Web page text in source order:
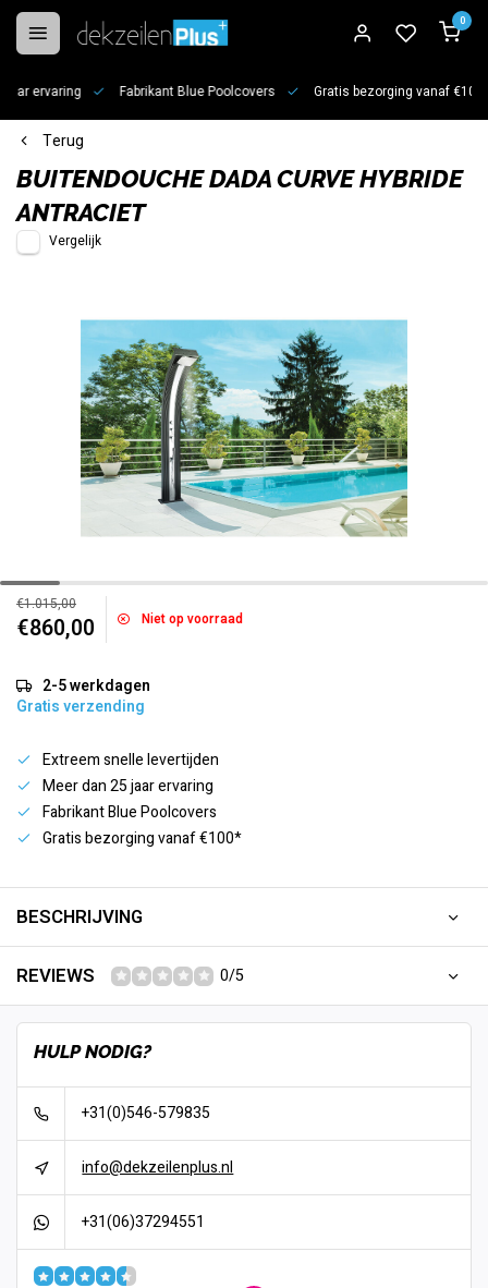
0
jaar ervaring Fabrikant Blue Poolcovers Gratis bezorging vanaf €100*
Terug
BUITENDOUCHE DADA CURVE HYBRIDE
ANTRACIET
Vergelijk
€1.015,00
€860,00 Niet op voorraad
2-5 werkdagen
Gratis verzending
Extreem snelle levertijden
Meer dan 25 jaar ervaring
Fabrikant Blue Poolcovers
Gratis bezorging vanaf €100*
BESCHRIJVING
REVIEWS 0/5
HULP NODIG?
+31(0)546-579835
info@dekzeilenplus.nl
+31(06)37294551